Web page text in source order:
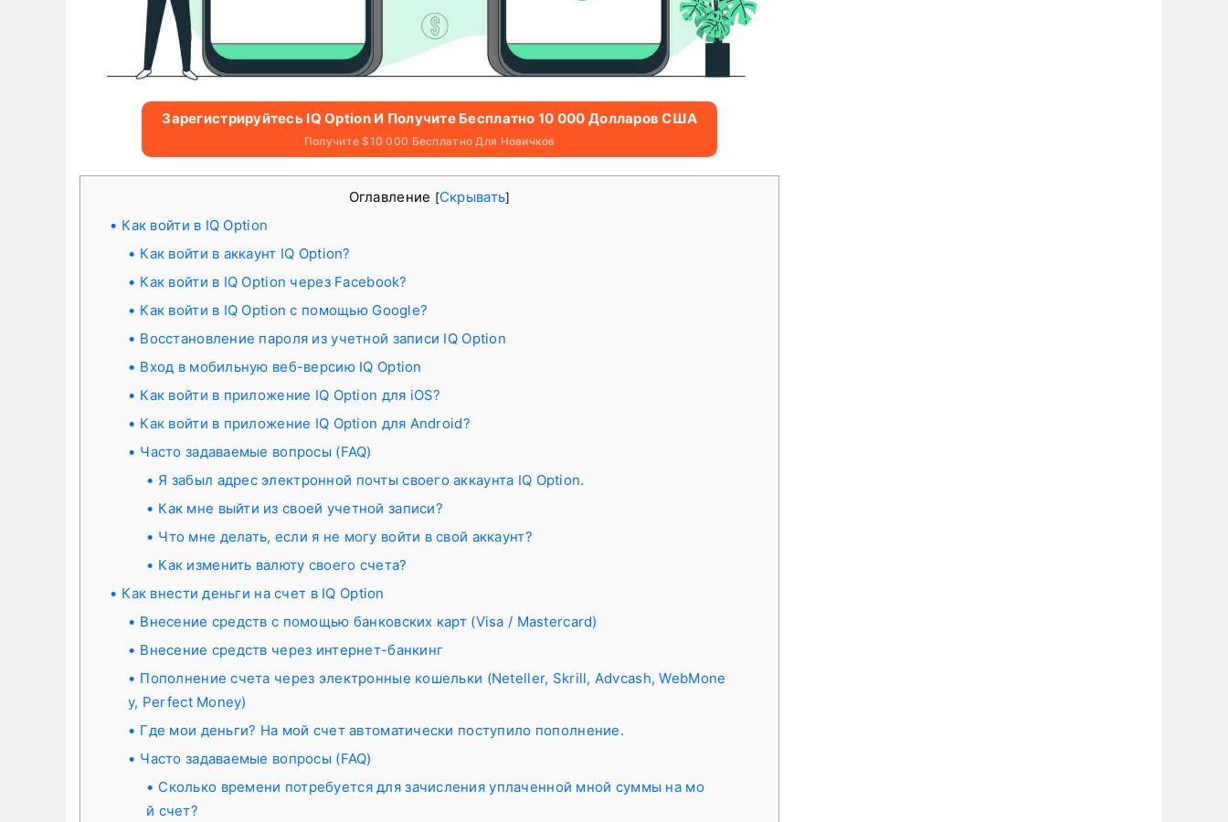
Зарегистрируйтесь IQ Option И Получите Бесплатно 10 000 Долларов США
Получите $10 000 Бесплатно Для Новичков
Оглавление [Скрывать]
Как войти в IQ Option
Как войти в аккаунт IQ Option?
Как войти в IQ Option через Facebook?
Как войти в IQ Option с помощью Google?
Восстановление пароля из учетной записи IQ Option
Вход в мобильную веб-версию IQ Option
Как войти в приложение IQ Option для iOS?
Как войти в приложение IQ Option для Android?
Часто задаваемые вопросы (FAQ)
Я забыл адрес электронной почты своего аккаунта IQ Option.
Как мне выйти из своей учетной записи?
Что мне делать, если я не могу войти в свой аккаунт?
Как изменить валюту своего счета?
Как внести деньги на счет в IQ Option
Внесение средств с помощью банковских карт (Visa / Mastercard)
Внесение средств через интернет-банкинг
Пополнение счета через электронные кошельки (Neteller, Skrill, Advcash, WebMone
y, Perfect Money)
Где мои деньги? На мой счет автоматически поступило пополнение.
Часто задаваемые вопросы (FAQ)
Сколько времени потребуется для зачисления уплаченной мной суммы на мо
й счет?